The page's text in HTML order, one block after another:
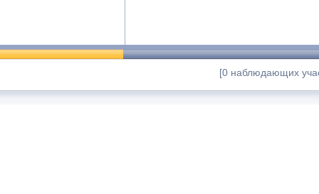
[0 наблюдающих